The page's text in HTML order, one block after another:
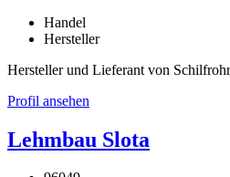
Handel
Hersteller
Hersteller und Lieferant von
Profil ansehen
Lehmbau Slota